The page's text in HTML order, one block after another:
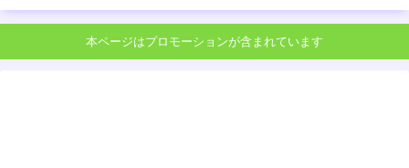
本ページはプロモーションが含まれています